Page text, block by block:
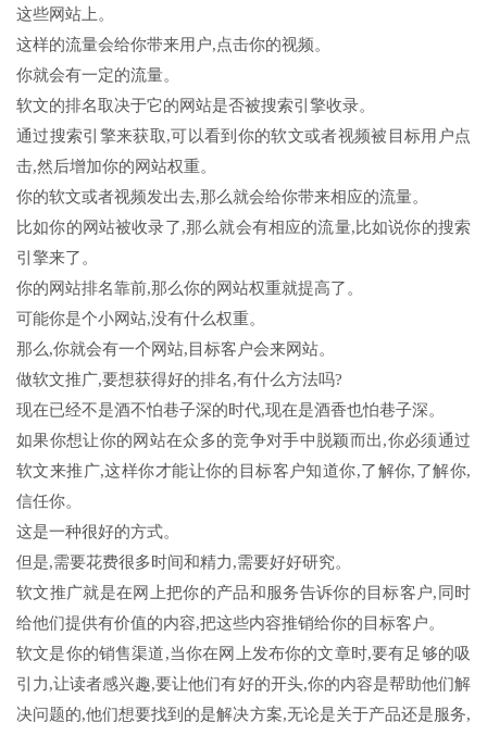
这些网站上。
这样的流量会给你带来用户,点击你的视频。
你就会有一定的流量。
软文的排名取决于它的网站是否被搜索引擎收录。
通过搜索引擎来获取,可以看到你的软文或者视频被目标用户点
击,然后增加你的网站权重。
你的软文或者视频发出去,那么就会给你带来相应的流量。
比如你的网站被收录了,那么就会有相应的流量,比如说你的搜索
引擎来了。
你的网站排名靠前,那么你的网站权重就提高了。
可能你是个小网站,没有什么权重。
那么,你就会有一个网站,目标客户会来网站。
做软文推广,要想获得好的排名,有什么方法吗?
现在已经不是酒不怕巷子深的时代,现在是酒香也怕巷子深。
如果你想让你的网站在众多的竞争对手中脱颖而出,你必须通过
软文来推广,这样你才能让你的目标客户知道你,了解你,了解你,
信任你。
这是一种很好的方式。
但是,需要花费很多时间和精力,需要好好研究。
软文推广就是在网上把你的产品和服务告诉你的目标客户,同时
给他们提供有价值的内容,把这些内容推销给你的目标客户。
软文是你的销售渠道,当你在网上发布你的文章时,要有足够的吸
引力,让读者感兴趣,要让他们有好的开头,你的内容是帮助他们解
决问题的,他们想要找到的是解决方案,无论是关于产品还是服务,